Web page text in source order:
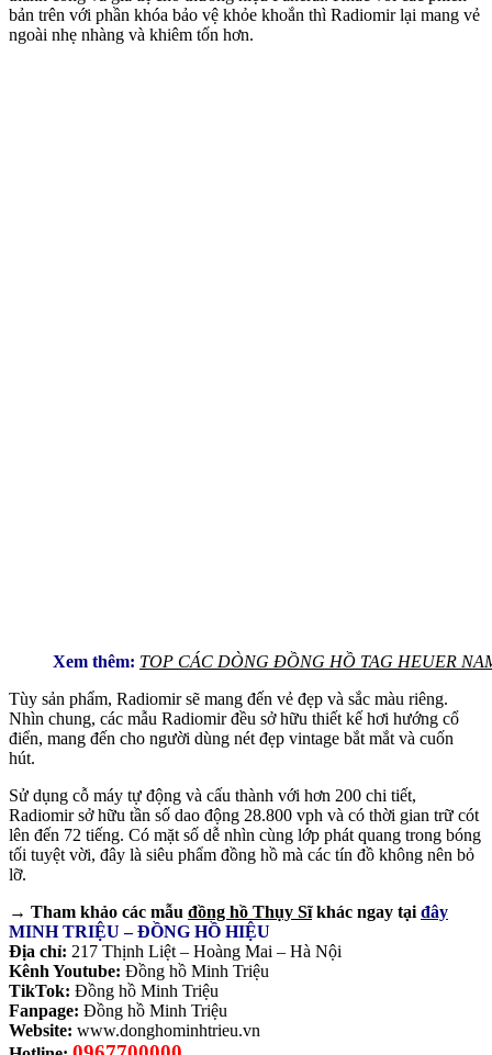
bản trên với phần khóa bảo vệ khỏe khoắn thì Radiomir lại mang vẻ
ngoài nhẹ nhàng và khiêm tốn hơn.
Xem thêm: TOP CÁC DÒNG ĐỒNG HỒ TAG HEUER
Tùy sản phẩm, Radiomir sẽ mang đến vẻ đẹp và sắc màu riêng.
Nhìn chung, các mẫu Radiomir đều sở hữu thiết kế hơi hướng cổ
điển, mang đến cho người dùng nét đẹp vintage bắt mắt và cuốn
hút.
Sử dụng cỗ máy tự động và cấu thành với hơn 200 chi tiết,
Radiomir sở hữu tần số dao động 28.800 vph và có thời gian trữ cót
lên đến 72 tiếng. Có mặt số dễ nhìn cùng lớp phát quang trong bóng
tối tuyệt vời, đây là siêu phẩm đồng hồ mà các tín đồ không nên bỏ
lỡ.
→ Tham khảo các mẫu đồng hồ Thụy Sĩkhác ngay tại đây
MINH TRIỆU – ĐỒNG HỒ HIỆU
Địa chỉ: 217 Thịnh Liệt – Hoàng Mai – Hà Nội
Kênh Youtube: Đồng hồ Minh Triệu
TikTok: Đồng hồ Minh Triệu
Fanpage: Đồng hồ Minh Triệu
Website: www.donghominhtrieu.vn